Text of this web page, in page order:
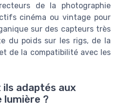
de la photographie
cinéma ou vintage pour
sur des capteurs très
du poids sur les rigs, de la
de la compatibilité avec les
adaptés aux
lumière ?